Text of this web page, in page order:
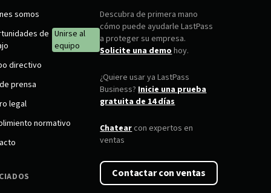
somos
de Unirse al
equipo
directivo
prensa
legal
normativo
Descubra de primera mano
cómo puede ayudarle LastPass
a proteger su empresa.
Solicite una demohoy.
¿Quiere usar ya LastPass
Business?Inicie una prueba
gratuita de 14 días
Chatearcon expertos en
ventas
Contactar con ventas